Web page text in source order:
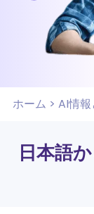
ホーム > AI情
日本語